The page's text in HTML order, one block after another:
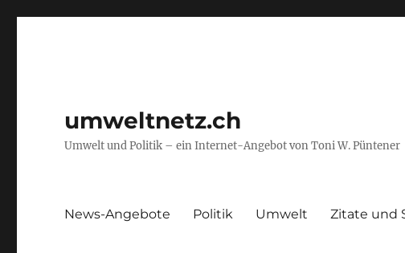
umweltnetz.ch
Umwelt und Politik – ein Internet-Angebot von Toni W. Püntener
News-Angebote Politik Umwelt Zitate und